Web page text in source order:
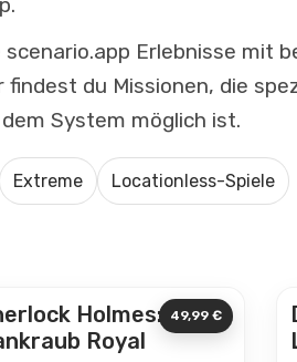
Erlebnisse mit
findest du Missionen, die
System möglich ist.
Extreme Locationless-Spiele
49,99 €
Holmes:
Royal